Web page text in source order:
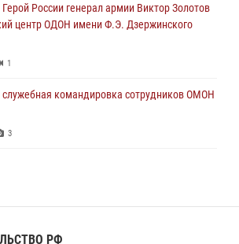
России генерал армии Виктор Золотов
центр ОДОН имени Ф.Э. Дзержинского
1
командировка сотрудников ОМОН
3
РФ